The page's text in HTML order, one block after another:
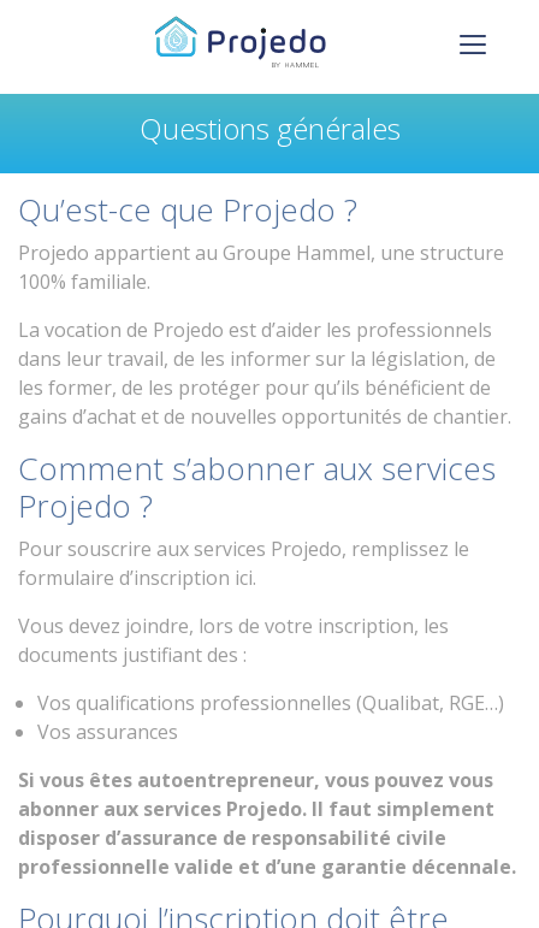
Questions générales
Qu’est-ce que Projedo ?
Projedo appartient au Groupe Hammel, une structure
100% familiale.
La vocation de Projedo est d’aider les professionnels
dans leur travail, de les informer sur la législation, de
les former, de les protéger pour qu’ils bénéficient de
gains d’achat et de nouvelles opportunités de chantier.
Comment s’abonner aux services
Projedo ?
Pour souscrire aux services Projedo, remplissez le
formulaire d’inscription ici.
Vous devez joindre, lors de votre inscription, les
documents justifiant des :
Vos qualifications professionnelles (Qualibat, RGE…)
Vos assurances
Si vous êtes autoentrepreneur, vous pouvez vous
abonner aux services Projedo. Il faut simplement
disposer d’assurance de responsabilité civile
professionnelle valide et d’une garantie décennale.
Pourquoi l’inscription doit être